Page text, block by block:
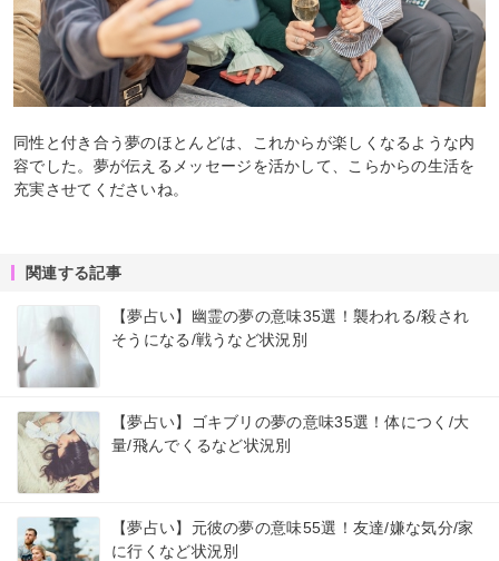
同性と付き合う夢のほとんどは、これからが楽しくなるような内
容でした。夢が伝えるメッセージを活かして、こらからの生活を
充実させてくださいね。
関連する記事
【夢占い】幽霊の夢の意味35選！襲われる/殺され
そうになる/戦うなど状況別
【夢占い】ゴキブリの夢の意味35選！体につく/大
量/飛んでくるなど状況別
【夢占い】元彼の夢の意味55選！友達/嫌な気分/家
に行くなど状況別